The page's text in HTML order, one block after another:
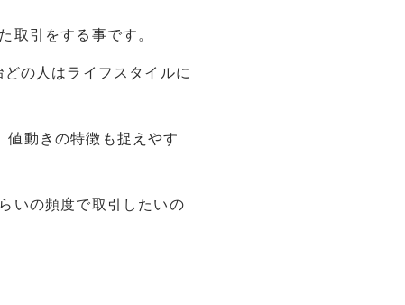
引をする事です。
の人はライフスタイルに
動きの特徴も捉えやす
いの頻度で取引したいの